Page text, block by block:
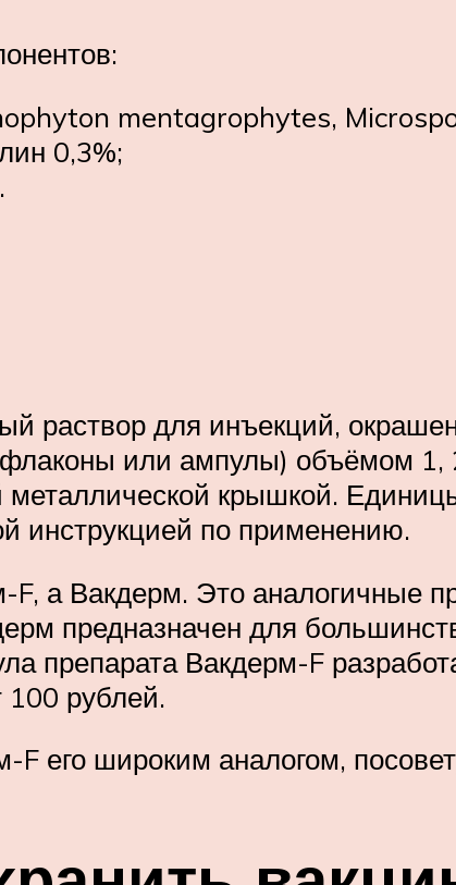
mentagrophytes,
0,3%;
раствор для инъекций,
или ампулы) объёмом
металлической крышкой.
инструкцией по применению.
F, а Вакдерм. Это аналогичные
предназначен для
препарата Вакдерм-F
рублей.
его широким аналогом,